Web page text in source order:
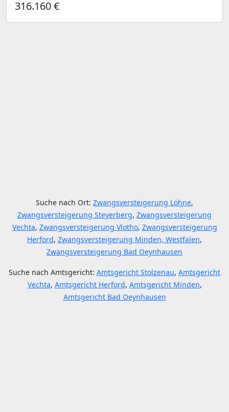
316.160 €
Suche nach Ort: Zwangsversteigerung Löhne,
Zwangsversteigerung Steyerberg, Zwangsversteigerung
Vechta, Zwangsversteigerung Vlotho, Zwangsversteigerung
Herford, Zwangsversteigerung Minden, Westfalen,
Zwangsversteigerung Bad Oeynhausen
Suche nach Amtsgericht: Amtsgericht Stolzenau, Amtsgericht
Vechta, Amtsgericht Herford, Amtsgericht Minden,
Amtsgericht Bad Oeynhausen